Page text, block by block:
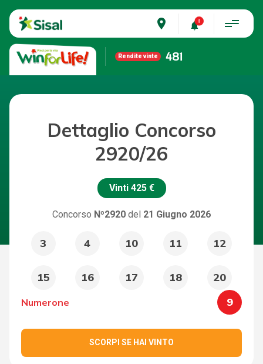
place
Rendite vinte 481
Dettaglio Concorso
2920/26
Vinti 425 €
Concorso Nº2920 del 21 Giugno 2026
3 4 10 11 12
15 16 17 18 20
Numerone 9
SCORPI SE HAI VINTO